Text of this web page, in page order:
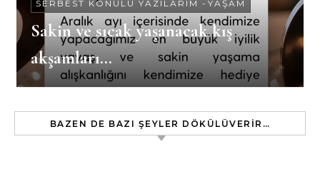
SERBEST KONULU YAZILARIM - YAŞAM
Sakin ve sıcak yaşanacak kış
akşamları…
BAZEN DE BAZI ŞEYLER DÖKÜLÜVERIR…